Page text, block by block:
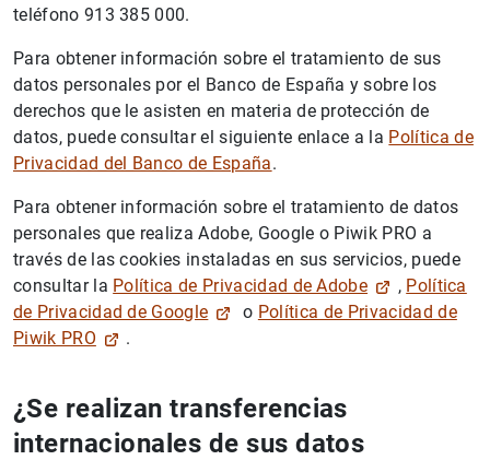
teléfono 913 385 000.
Para obtener información sobre el tratamiento de sus
datos personales por el Banco de España y sobre los
derechos que le asisten en materia de protección de
datos, puede consultar el siguiente enlace a la Política de
Privacidad del Banco de España.
Para obtener información sobre el tratamiento de datos
personales que realiza Adobe, Google o Piwik PRO a
través de las cookies instaladas en sus servicios, puede
consultar la Política de Privacidad de Adobe , Política
de Privacidad de Google
o Política de Privacidad de
Piwik PRO
.
¿Se realizan transferencias
internacionales de sus datos